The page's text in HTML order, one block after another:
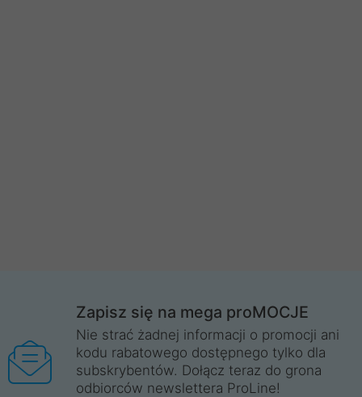
Zapisz się na mega proMOCJE
Nie strać żadnej informacji o promocji ani
kodu rabatowego dostępnego tylko dla
subskrybentów. Dołącz teraz do grona
odbiorców newslettera ProLine!